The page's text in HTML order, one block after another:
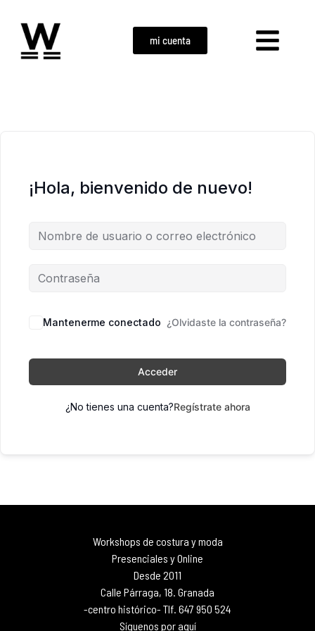
mi cuenta
¡Hola, bienvenido de nuevo!
Mantenerme conectado ¿Olvidaste la contraseña?
Acceder
¿No tienes una cuenta?Regístrate ahora
Workshops de costura y moda
Presenciales y Online
Desde 2011
Calle Párraga, 18. Granada
-centro histórico- Tlf. 647 950 524
Síguenos por aquí